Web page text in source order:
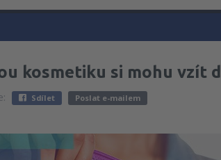
kosmetiku si mohu vzít
Sdílet Poslat e-mailem